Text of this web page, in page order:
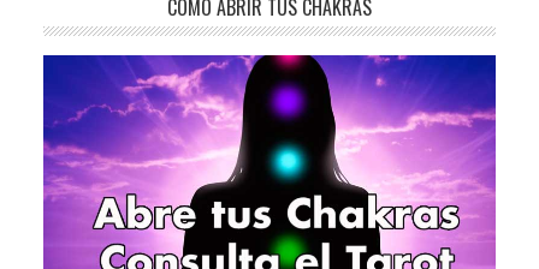
CÓMO ABRIR TUS CHAKRAS